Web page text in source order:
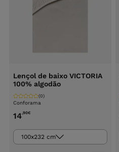
Lençol de baixo VICTORIA
100% algodão
Conforama
(0)
14,90€
100x232 cm